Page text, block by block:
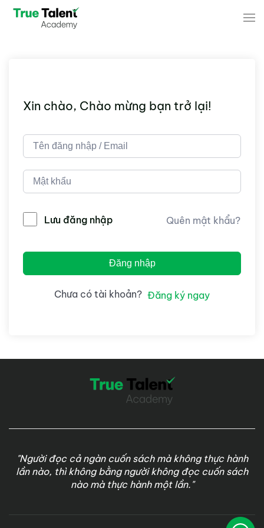
Xin chào, Chào mừng bạn trở lại!
Lưu đăng nhập Quên mật khẩu?
Đăng nhập
Chưa có tài khoản? Đăng ký ngay
"Người đọc cả ngàn cuốn sách mà không thực hành
lần nào, thì không bằng người không đọc cuốn sách
nào mà thực hành một lần."